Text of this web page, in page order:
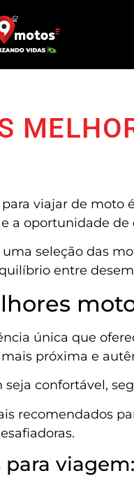
para viajar de moto
a oportunidade de
seleção das
entre
única que
próxima e
confortável,
recomendados